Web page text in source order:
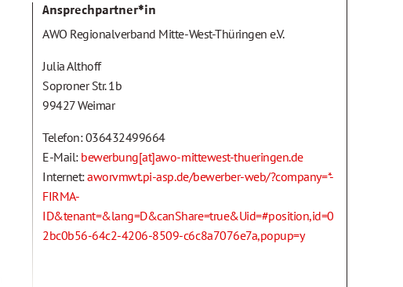
Ansprechpartner*in
AWO Regionalverband Mitte-West-Thüringen e.V.
Julia Althoff
Soproner Str. 1b
99427 Weimar
Telefon: 036432499664
E-Mail: bewerbung[at]awo-mittewest-thueringen.de
Internet:aworvmwt.pi-asp.de/bewerber-web/?company=*-
FIRMA-
ID&tenant=&lang=D&canShare=true&Uid=#position,id=0
2bc0b56-64c2-4206-8509-c6c8a7076e7a,popup=y